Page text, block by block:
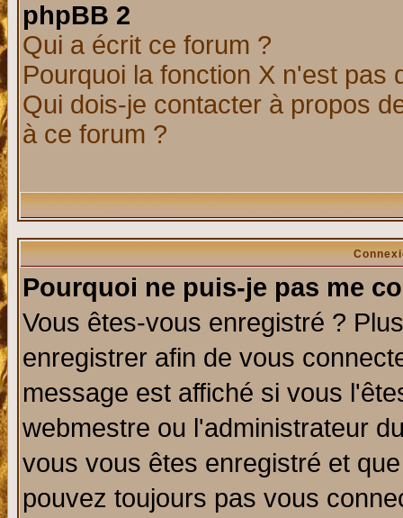
phpBB 2
Qui a écrit ce forum ?
Pourquoi la fonction X n'est pas
Qui dois-je contacter à propos
à ce forum ?
Pourquoi ne puis-je pas me
Vous êtes-vous enregistré ?
enregistrer afin de vous
message est affiché si vous
webmestre ou l'administrateur
vous vous êtes enregistré et
pouvez toujours pas vous